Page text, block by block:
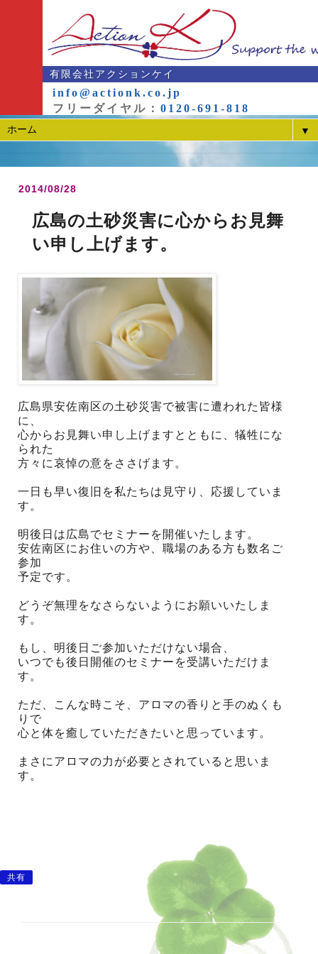
有限会社アクションケイ
info@actionk.co.jp
フリーダイヤル： 0120-691-818
▼
2014/08/28
広島の土砂災害に心からお見舞
い申し上げます。
広島県安佐南区の土砂災害で被害に遭われた皆様
に、
心からお見舞い申し上げますとともに、犠牲にな
られた
方々に哀悼の意をささげます。
一日も早い復旧を私たちは見守り、応援していま
す。
明後日は広島でセミナーを開催いたします。
安佐南区にお住いの方や、職場のある方も数名ご
参加
予定です。
どうぞ無理をなさらないようにお願いいたしま
す。
もし、明後日ご参加いただけない場合、
いつでも後日開催のセミナーを受講いただけま
す。
ただ、こんな時こそ、アロマの香りと手のぬくも
りで
心と体を癒していただきたいと思っています。
まさにアロマの力が必要とされていると思いま
す。
共有